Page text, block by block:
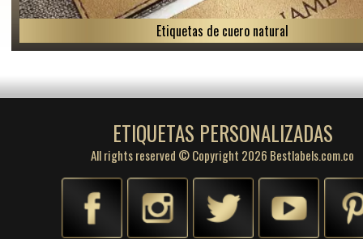
Etiquetas de cuero natural
ETIQUETAS PERSONALIZADAS
All rights reserved © Copyright 2026 Bestlabels.com.co